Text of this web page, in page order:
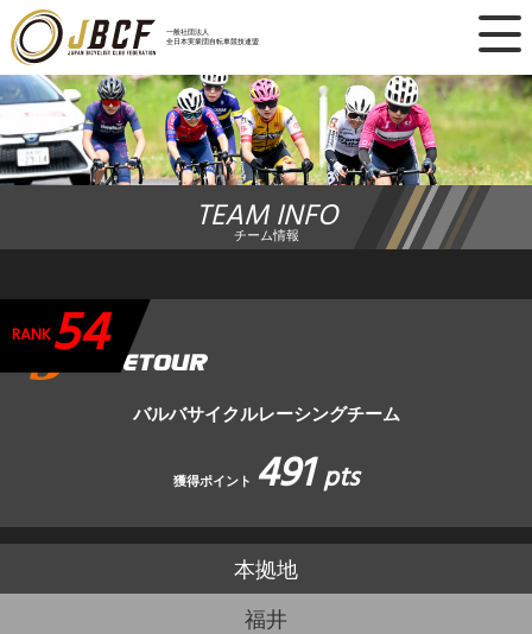
一般社団法人
全日本実業団自転車競技連盟
×
ニュース
レース日程
ランキング
競技ガイド
加盟・登録
エントリー
JBCF ROAD SERIESとは
TEAM INFO
チーム情報
バルバサイクルレーシングチーム
獲得ポイント 491pts
RANK54
本拠地
福井